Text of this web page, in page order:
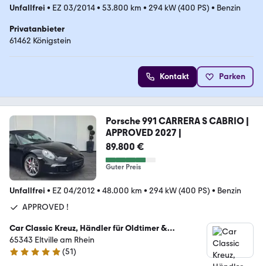
Unfallfrei • EZ 03/2014• 53.800 km • 294 kW (400 PS) • Benzin
Privatanbieter
61462 Königstein
Kontakt Parken
Porsche 991 CARRERA S CABRIO |
APPROVED 2027 |
89.800 €
Guter Preis
Unfallfrei • EZ 04/2012 • 48.000 km • 294 kW (400 PS) • Benzin
APPROVED !
Car Classic Kreuz, Händler für Oldtimer &
Sportwagen
65343 Eltville am Rhein
5 Sterne
(51)